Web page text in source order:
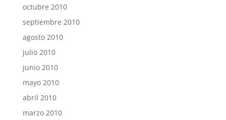
octubre 2010
septiembre 2010
agosto 2010
julio 2010
junio 2010
mayo 2010
abril 2010
marzo 2010